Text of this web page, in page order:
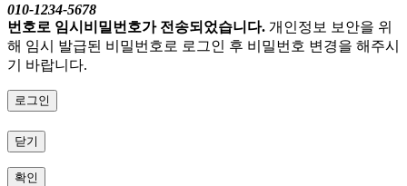
010-1234-5678
번호로 임시비밀번호가 전송되었습니다. 개인정보 보안을 위
해 임시 발급된 비밀번호로 로그인 후 비밀번호 변경을 해주시
기 바랍니다.
로그인
닫기
확인